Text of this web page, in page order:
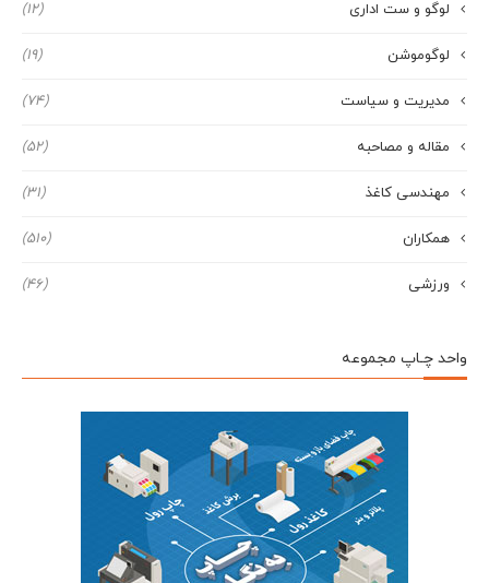
لوگو و ست اداری (12)
لوگوموشن (19)
مدیریت و سیاست (74)
مقاله و مصاحبه (52)
مهندسی کاغذ (31)
همکاران (510)
ورزشی (46)
واحد چـاپ مجموعه